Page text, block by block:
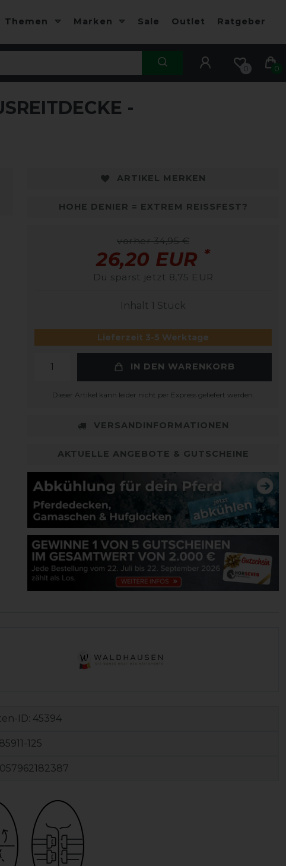
Themen Marken Sale Outlet Ratgeber
0 0
-
ARTIKEL MERKEN
HOHE DENIER = EXTREM REISSFEST?
vorher 34,95 €
26,20 EUR *
Du sparst jetzt 8,75 EUR
Inhalt 1 Stück
Lieferzeit 3-5 Werktage
IN DEN WARENKORB
Dieser Artikel kann leider nicht per Express geliefert werden.
VERSANDINFORMATIONEN
AKTUELLE ANGEBOTE & GUTSCHEINE
ID: 45394
125